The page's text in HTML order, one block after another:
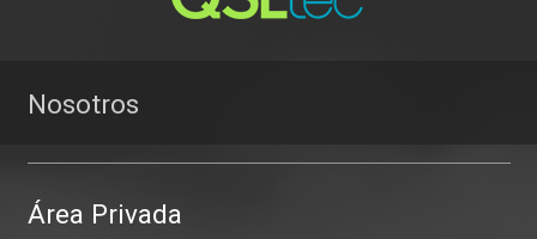
Nosotros
Área Privada